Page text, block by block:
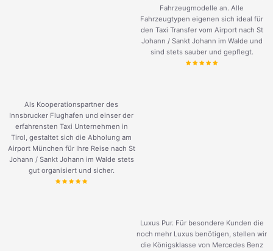
Fahrzeugmodelle an. Alle
Fahrzeugtypen eigenen sich ideal für
den Taxi Transfer vom Airport nach St
Johann / Sankt Johann im Walde und
sind stets sauber und gepflegt.
Als Kooperationspartner des
Innsbrucker Flughafen und einser der
erfahrensten Taxi Unternehmen in
Tirol, gestaltet sich die Abholung am
Airport München für Ihre Reise nach St
Johann / Sankt Johann im Walde stets
gut organisiert und sicher.
Luxus Pur. Für besondere Kunden die
noch mehr Luxus benötigen, stellen wir
die Königsklasse von Mercedes Benz